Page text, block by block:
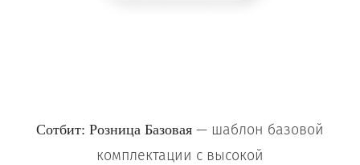
Сотбит: Розница Базовая — шаблон базовой
комплектации с высокой